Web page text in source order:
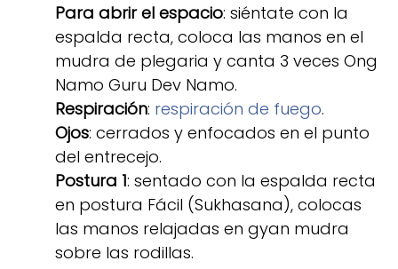
Para abrir el espacio: siéntate con la
espalda recta, coloca las manos en el
mudra de plegaria y canta 3 veces Ong
Namo Guru Dev Namo.
Respiración: respiración de fuego.
Ojos: cerrados y enfocados en el punto
del entrecejo.
Postura 1: sentado con la espalda recta
en postura Fácil (Sukhasana), colocas
las manos relajadas en gyan mudra
sobre las rodillas.